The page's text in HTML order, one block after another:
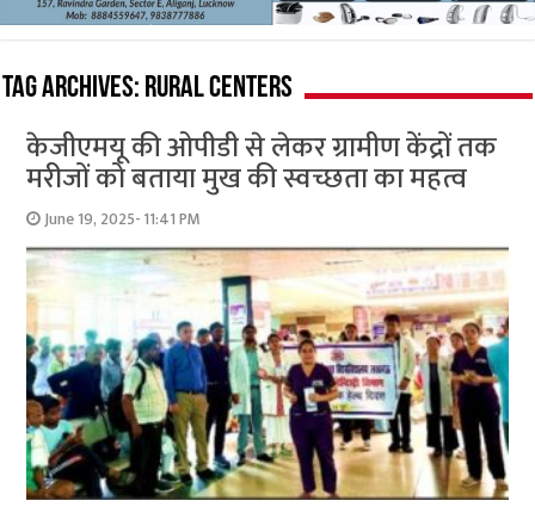
Tag Archives: rural centers
केजीएमयू की ओपीडी से लेकर ग्रामीण केंद्रों तक
मरीजों को बताया मुख की स्वच्छता का महत्व
June 19, 2025- 11:41 PM